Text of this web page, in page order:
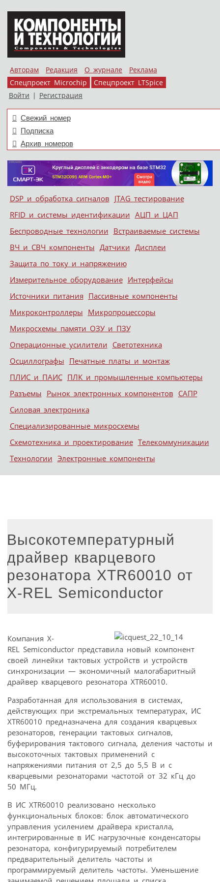
Авторам Редакция О журнале
Реклама
Спецпроект Microchip
Спецпроект LTSpice
Войти | Регистрация
Свежий номер
Подписка
Архив номеров
Меню
Skip to content
DSP и обработка сигналов JTAG тестирование
RFID и системы идентификации АЦП и ЦАП
Беспроводные технологии Встраиваемые системы
ВЧ и СВЧ компоненты Датчики Дисплеи
Защита по току и напряжению
Измерительное оборудование Интерфейсы
Источники питания Пассивные компоненты
Микроконтроллеры Микропроцессоры
Микросхемы памяти ОЗУ и ПЗУ
Операционные усилители Светотехника
Осциллографы Печатные платы и монтаж
ПЛИС и ПАИС ПЛК и промышленные компьютеры
Разъемы Рынок электронных компонентов САПР
Силовая электроника
Специализированные микросхемы
Схемотехника и проектирование Телекоммуникации
Технологии Электронные компоненты
Высокотемпературный
драйвер кварцевого
резонатора XTR60010 от
X-REL Semiconductor
Компания X-
REL Semiconductor представила новый компонент
своей линейки тактовых устройств и устройств
синхронизации — экономичный малогабаритный
драйвер кварцевого резонатора XTR60010.
Разработанная для использования в системах,
действующих при экстремальных температурах, ИС
XTR60010 предназначена для создания кварцевых
резонаторов, генерации тактовых сигналов,
буферирования тактового сигнала, деления частоты и
высокоточных тактовых применений с
напряжениями питания от 2,5 до 5,5 В и с
кварцевыми резонаторами частотой от 32 кГц до
50 МГц.
В ИС XTR60010 реализовано несколько
функциональных блоков: блок автоматического
управления усилением драйвера кристалла,
интегрированные в ИС нагрузочные конденсаторы
резонатора, конфигурируемый потребителем
предварительный делитель частоты и
программируемый делитель частоты. Уменьшение